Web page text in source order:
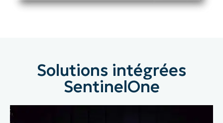
Solutions intégrées
SentinelOne